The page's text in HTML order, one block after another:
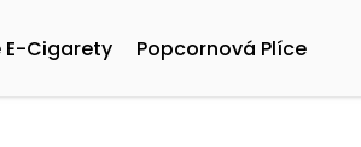
E-Cigarety Popcornová Plíce